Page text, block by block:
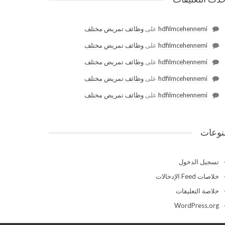
hdfilmcehennemiعلى وظائف تمريض مختلف
hdfilmcehennemiعلى وظائف تمريض مختلف
hdfilmcehennemiعلى وظائف تمريض مختلف
hdfilmcehennemiعلى وظائف تمريض مختلف
hdfilmcehennemiعلى وظائف تمريض مختلف
تسجيل الدخول
خلاصات Feed الإدخالات
خلاصة التعليقات
WordPress.org